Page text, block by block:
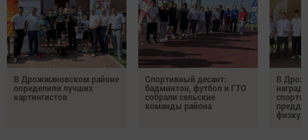
В Дрожжановском районе
определили лучших
картингистов
Спортивный десант:
бадминтон, футбол и ГТО
собрали сельские
команды района
В